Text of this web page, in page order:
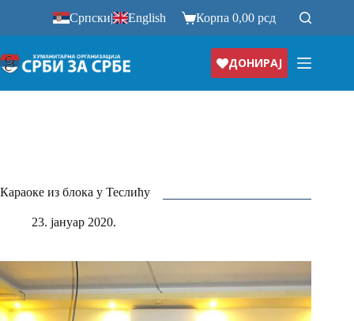
Српски| English Корпа0,00рсд
ДОНИРАЈ
Караоке из блока у Теслићу
23. јануар 2020.